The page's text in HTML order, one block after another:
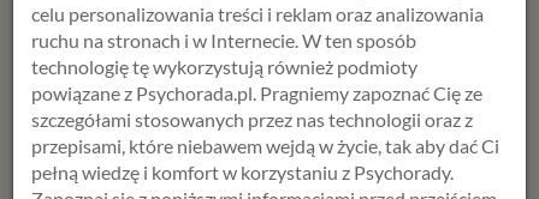
Jak radzić sobie z cierpieniem w miłości?
Choć miłość nierzadko wiąże się z cierpieniem,
istnieją sposoby, aby zminimalizować ten ból i
czerpać więcej radości z relacji. Oto kilka
wskazówek:
celu personalizowania treści i reklam oraz analizowania
ruchu na stronach i w Internecie. W ten sposób
technologię tę wykorzystują również podmioty
powiązane z Psychorada.pl. Pragniemy zapoznać Cię ze
szczegółami stosowanych przez nas technologii oraz z
przepisami, które niebawem wejdą w życie, tak aby dać Ci
pełną wiedzę i komfort w korzystaniu z Psychorady.